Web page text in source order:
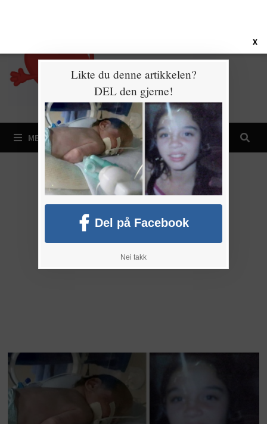
MENY
X
Likte du denne artikkelen?
DEL den gjerne!
Del på Facebook
Nei takk